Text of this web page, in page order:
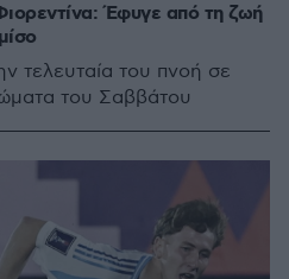
Έφυγε από τη ζωή
τελευταία του πνοή σε
του Σαββάτου